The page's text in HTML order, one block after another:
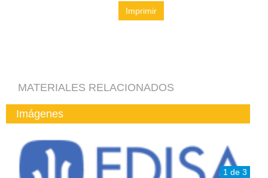
Imprimir
MATERIALES RELACIONADOS
Imágenes
1 de 3